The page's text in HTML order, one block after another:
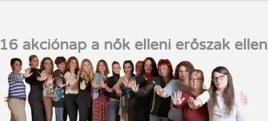
16 akciónap a nők elleni erőszak ellen